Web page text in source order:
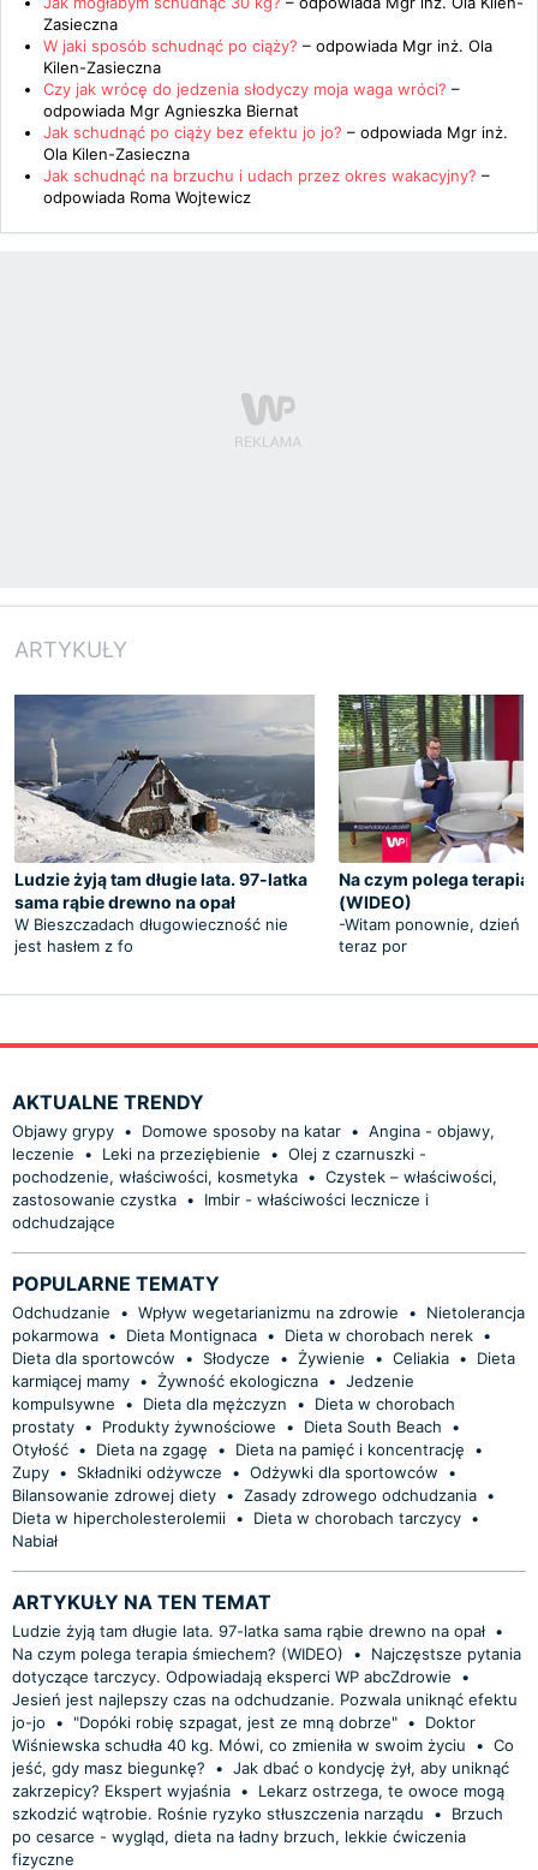
Zasieczna
W jaki sposób schudnąć po ciąży? – odpowiada Mgr inż. Ola
Kilen-Zasieczna
Czy jak wrócę do jedzenia słodyczy moja waga wróci? –
odpowiada Mgr Agnieszka Biernat
Jak schudnąć po ciąży bez efektu jo jo? – odpowiada Mgr inż.
Ola Kilen-Zasieczna
Jak schudnąć na brzuchu i udach przez okres wakacyjny? –
odpowiada Roma Wojtewicz
ARTYKUŁY
Ludzie żyją tam długie lata. 97-latka
sama rąbie drewno na opał
W Bieszczadach długowieczność nie
jest hasłem z fo
Na czym polega terapia
(WIDEO)
-Witam ponownie, dzień
teraz por
AKTUALNE TRENDY
Objawy grypy • Domowe sposoby na katar • Angina - objawy,
leczenie
• Leki na przeziębienie • Olej z czarnuszki -
pochodzenie, właściwości, kosmetyka • Czystek – właściwości,
zastosowanie czystka •
Imbir - właściwości lecznicze i
odchudzające
POPULARNE TEMATY
Odchudzanie • Wpływ wegetarianizmu na zdrowie •
Nietolerancja
pokarmowa • Dieta Montignaca • Dieta w chorobach nerek •
Dieta dla sportowców
• Słodycze • Żywienie • Celiakia •
Dieta
karmiącej mamy • Żywność ekologiczna • Jedzenie
kompulsywne
• Dieta dla mężczyzn •
Dieta w chorobach
prostaty • Produkty żywnościowe • Dieta South Beach
•
Otyłość • Dieta na zgagę • Dieta na pamięć i koncentrację
•
Zupy • Składniki odżywcze • Odżywki dla sportowców
•
Bilansowanie zdrowej diety • Zasady zdrowego odchudzania •
Dieta w hipercholesterolemii • Dieta w chorobach tarczycy •
Nabiał
ARTYKUŁY NA TEN TEMAT
Ludzie żyją tam długie lata. 97-latka sama rąbie drewno na opał •
Na czym polega terapia śmiechem? (WIDEO)
•
Najczęstsze pytania
dotyczące tarczycy. Odpowiadają eksperci WP abcZdrowie
•
Jesień jest najlepszy czas na odchudzanie. Pozwala uniknąć efektu
jo-jo
• "Dopóki robię szpagat, jest ze mną dobrze" •
Doktor
Wiśniewska schudła 40 kg. Mówi, co zmieniła w swoim życiu
• Co
jeść, gdy masz biegunkę?
• Jak dbać o kondycję żył, aby uniknąć
zakrzepicy? Ekspert wyjaśnia •
Lekarz ostrzega, te owoce mogą
szkodzić wątrobie. Rośnie ryzyko stłuszczenia narządu
•
Brzuch
po cesarce - wygląd, dieta na ładny brzuch, lekkie ćwiczenia
fizyczne